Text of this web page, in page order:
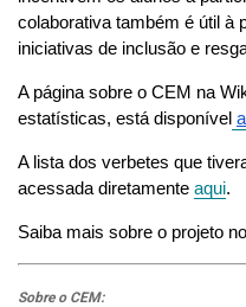
colaborativa também é útil à
iniciativas de inclusão e
A página sobre o CEM na
estatísticas, está disponível
A lista dos verbetes que
acessada diretamente aqui.
Saiba mais sobre o projeto no
Sobre o CEM: